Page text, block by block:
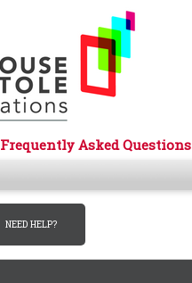
Frequently Asked Questions
NEED HELP?